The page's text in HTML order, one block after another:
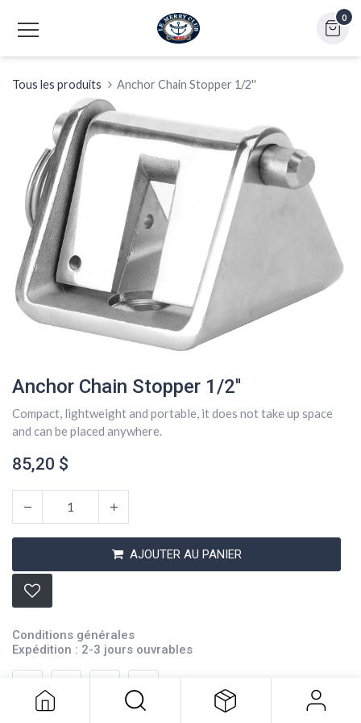
0
Tous les produits Anchor Chain Stopper 1/2''
Anchor Chain Stopper 1/2''
Compact, lightweight and portable, it does not take up space
and can be placed anywhere.
85,20 $
AJOUTER AU PANIER
Conditions générales
Expédition : 2-3 jours ouvrables
Anchor Chain Stopper 1/2''
85,20$